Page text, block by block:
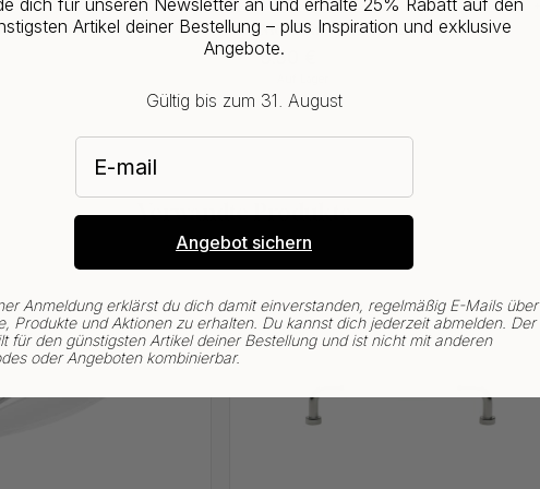
+ FARBEN
- Chrom
14
Möbelknopf Lund - 25mm - Chrom
5.50 €
Verwandte Produkte
dich für unseren Newsletter an und erhalte 25% Rabatt auf den
Artikel deiner Bestellung – plus Inspiration und exklusive
Angebote.
Gültig bis zum 31. August
E-mail
Angebot sichern
Anmeldung erklärst du dich damit einverstanden, regelmäßig E-Mails über
Produkte und Aktionen zu erhalten. Du kannst dich jederzeit abmelden. Der
für den günstigsten Artikel deiner Bestellung und ist nicht mit anderen
oder Angeboten kombinierbar.